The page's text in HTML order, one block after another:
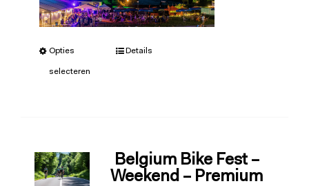
Opties
selecteren
Details
Belgium Bike Fest –
Weekend – Premium